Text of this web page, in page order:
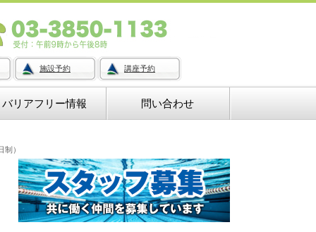
施設予約 講座予約
バリアフリー情報 問い合わせ
）